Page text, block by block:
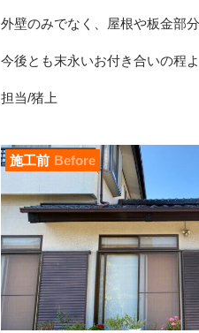
外壁のみでなく、屋根や板金部
今後とも末永いお付き合いの程
担当/猪上
施工前 Before